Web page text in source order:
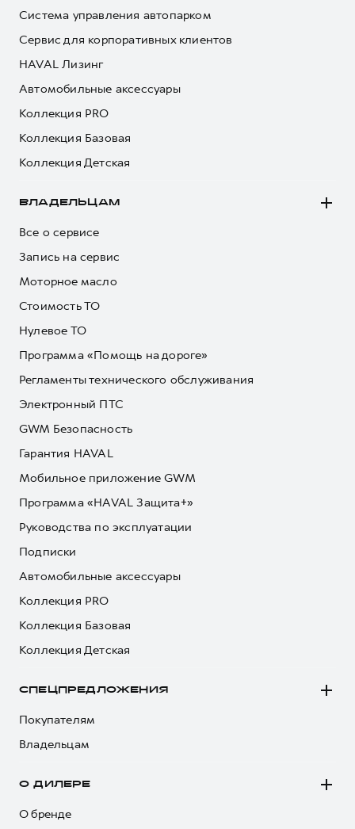
Система управления автопарком
Сервис для корпоративных клиентов
HAVAL Лизинг
Автомобильные аксессуары
Коллекция PRO
Коллекция Базовая
Коллекция Детская
ВЛАДЕЛЬЦАМ
Все о сервисе
Запись на сервис
Моторное масло
Стоимость ТО
Нулевое ТО
Программа «Помощь на дороге»
Регламенты технического обслуживания
Электронный ПТС
GWM Безопасность
Гарантия HAVAL
Мобильное приложение GWM
Программа «HAVAL Защита+»
Руководства по эксплуатации
Подписки
Автомобильные аксессуары
Коллекция PRO
Коллекция Базовая
Коллекция Детская
СПЕЦПРЕДЛОЖЕНИЯ
Покупателям
Владельцам
О ДИЛЕРЕ
О бренде